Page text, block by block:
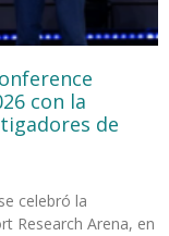
con la
de
celebró la
Research Arena, en